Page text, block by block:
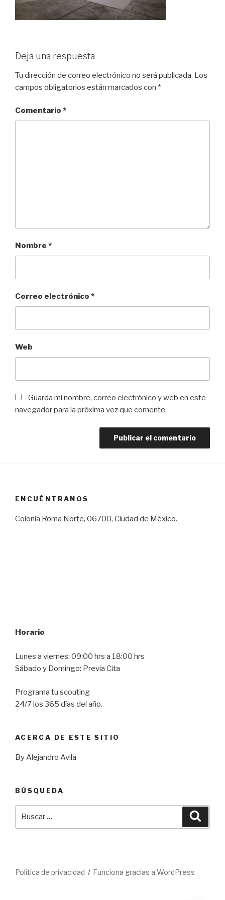
Deja una respuesta
Tu dirección de correo electrónico no será publicada. Los
campos obligatorios están marcados con *
Comentario *
Nombre *
Correo electrónico *
Web
Guarda mi nombre, correo electrónico y web en este
navegador para la próxima vez que comente.
ENCUÉNTRANOS
Colonia Roma Norte, 06700, Ciudad de México.
Horario
Lunes a viernes: 09:00 hrs a 18:00 hrs
Sábado y Domingo: Previa Cita
Programa tu scouting
24/7 los 365 días del año.
ACERCA DE ESTE SITIO
By Alejandro Avila
BÚSQUEDA
Política de privacidad Funciona gracias a WordPress